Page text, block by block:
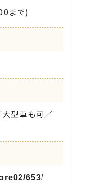
まで)
型車も可／
653/